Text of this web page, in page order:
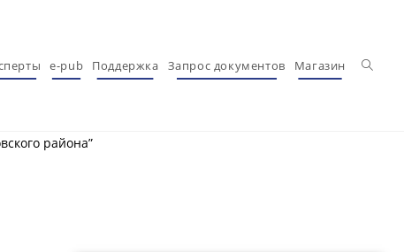
e-pub Поддержка Запрос документов Магазин
района”